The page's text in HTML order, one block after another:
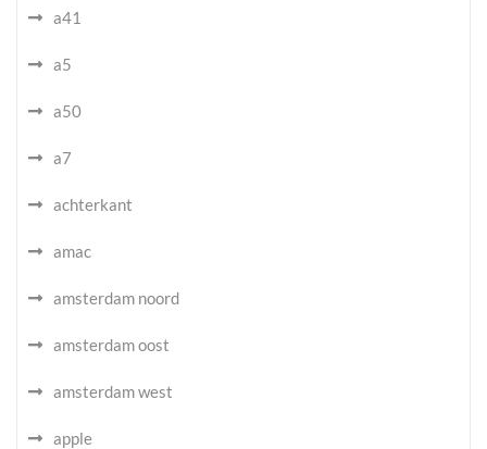
a41
a5
a50
a7
achterkant
amac
amsterdam noord
amsterdam oost
amsterdam west
apple